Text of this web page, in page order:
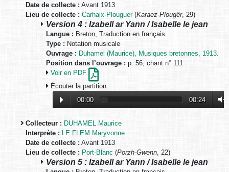
Date de collecte : Avant 1913
Lieu de collecte : Carhaix-Plouguer(Karaez-Plougêr, 29)
Version 4 : Izabell ar Yann / Isabelle le jean
Langue : Breton, Traduction en français
Type : Notation musicale
Ouvrage : Duhamel (Maurice), Musiques bretonnes, 1913.
Position dans l’ouvrage : p. 56, chant n° 111
Voir en PDF
Écouter la partition
00:00
00:24
Collecteur : DUHAMEL Maurice
Interprète : LE FLEM Maryvonne
Date de collecte : Avant 1913
Lieu de collecte : Port-Blanc (Porzh-Gwenn, 22)
Version 5 : Izabell ar Yann / Isabelle le jean